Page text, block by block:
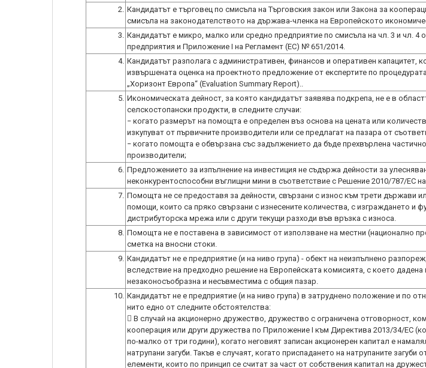
2. Кандидатът е търговец по смисъла на Търговския закон или Закона за
смисъла на законодателството на държава-членка на Европейското
3. Кандидатът е микро, малко или средно предприятие по смисъла на чл. 3 и чл. 4
предприятия и Приложение I на Регламент (ЕС) № 651/2014.
4. Кандидатът разполага с административен, финансов и оперативен капацитет,
извършената оценка на проектното предложение от експертите по
„Хоризонт Европа“ (Evaluation Summary Report)..
5. Икономическата дейност, за която кандидатът заявява подкрепа, не е в
селскостопански продукти, в следните случаи:
− когато размерът на помощта е определен въз основа на цената или
изкупуват от първичните производители или се предлагат на пазара от
− когато помощта е обвързана със задължението да бъде прехвърлена
производители;
6. Предложението за изпълнение на инвестиция не съдържа дейности за
неконкурентоспособни въглищни мини в съответствие с Решение 2010/787/ЕС
7. Помощта не се предоставя за дейности, свързани с износ към трети държави
помощи, които са пряко свързани с изнесените количества, с изграждането и
дистрибуторска мрежа или с други текущи разходи във връзка с износа.
8. Помощта не е поставена в зависимост от използване на местни (национално
сметка на вносни стоки.
9. Кандидатът не е предприятие (и на ниво група) - обект на неизпълнено
вследствие на предходно решение на Европейската комисията, с което
незаконосъобразна и несъвместима с общия пазар.
10. Кандидатът не е предприятие (и на ниво група) в затруднено положение и по
нито едно от следните обстоятелства:
 В случай на акционерно дружество, дружество с ограничена отговорност,
кооперация или други дружества по Приложение I към Директива 2013/34/ЕС
по-малко от три години), когато неговият записан акционерен капитал е
натрупани загуби. Такъв е случаят, когато приспадането на натрупаните загуби
елементи, които по принцип се считат за част от собствения капитал на